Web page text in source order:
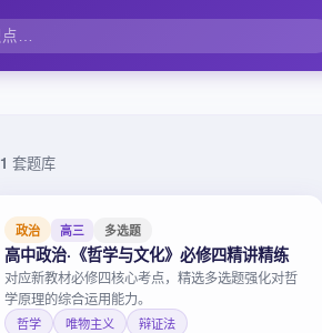
1 套题库
政治 高三 多选题
高中政治·《哲学与文化》必修四精讲精练
对应新教材必修四核心考点，精选多选题强化对哲
学原理的综合运用能力。
哲学 唯物主义 辩证法